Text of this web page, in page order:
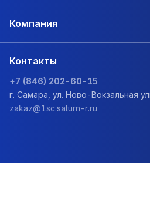
Компания
Контакты
+7 (846) 202-60-15
г. Самара, ул. Ново-Вокзальная
zakaz@1sc.saturn-r.ru